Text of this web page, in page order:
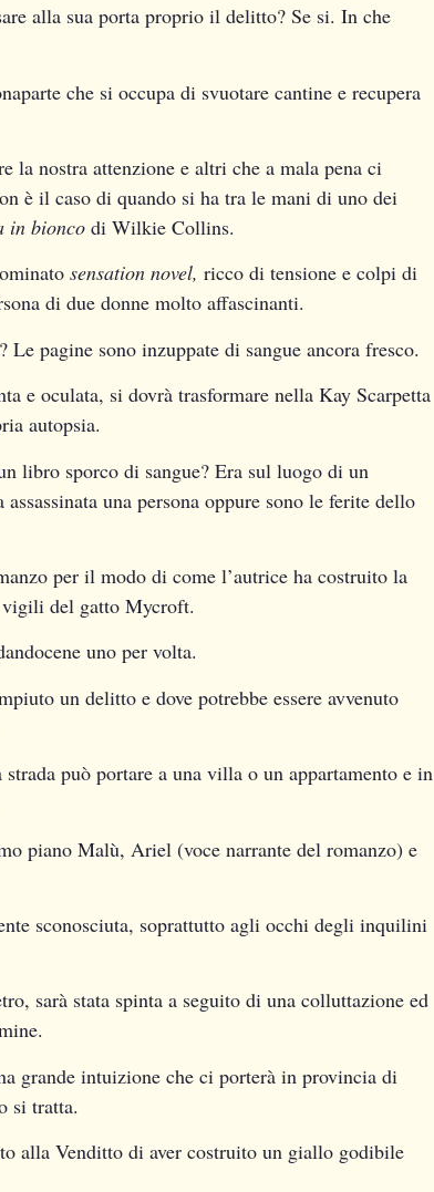
alla sua porta proprio il delitto? Se si. In che
che si occupa di svuotare cantine e recupera
la nostra attenzione e altri che a mala pena ci
è il caso di quando si ha tra le mani di uno dei
in bionco di Wilkie Collins.
sensation novel, ricco di tensione e colpi di
di due donne molto affascinanti.
pagine sono inzuppate di sangue ancora fresco.
e oculata, si dovrà trasformare nella Kay Scarpetta
autopsia.
libro sporco di sangue? Era sul luogo di un
una persona oppure sono le ferite dello
per il modo di come l’autrice ha costruito la
vigili del gatto Mycroft.
uno per volta.
un delitto e dove potrebbe essere avvenuto
può portare a una villa o un appartamento e in
piano Malù, Ariel (voce narrante del romanzo) e
sconosciuta, soprattutto agli occhi degli inquilini
sarà stata spinta a seguito di una colluttazione ed
grande intuizione che ci porterà in provincia di
si tratta.
alla Venditto di aver costruito un giallo godibile